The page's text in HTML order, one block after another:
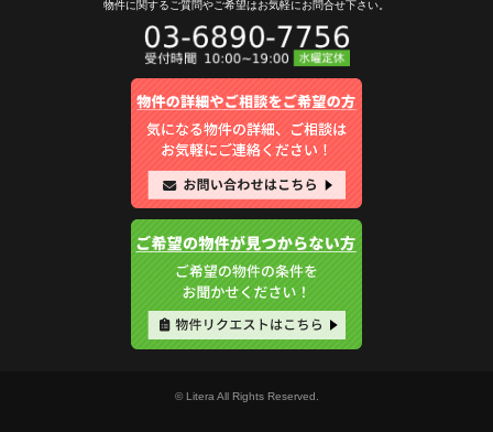
物件に関するご質問やご希望はお気軽にお問合せ下さい。
© Litera All Rights Reserved.